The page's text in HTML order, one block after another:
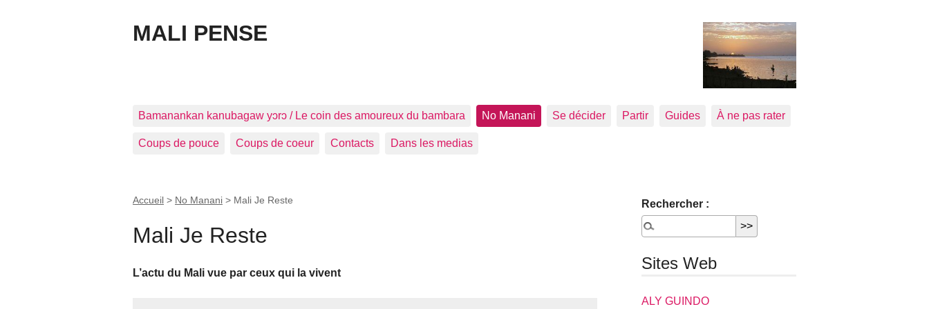
MALI PENSE
Bamanankan kanubagaw yɔrɔ / Le coin des amoureux du bambara No Manani Se décider Partir Guides À ne pas rater
Coups de pouce Coups de coeur Contacts Dans les medias
Accueil > No Manani > Mali Je Reste
Mali Je Reste
L’actu du Mali vue par ceux qui la vivent
Rechercher :
Sites Web
ALY GUINDO